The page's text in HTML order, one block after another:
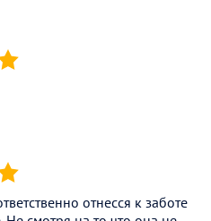
(*)
(*)
отнесся к заботе